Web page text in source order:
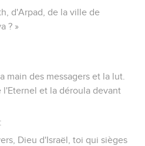
d'Arpad, de la ville de
? »
main des messagers et la lut.
l'Eternel et la déroula devant
Dieu d'Israël, toi qui sièges